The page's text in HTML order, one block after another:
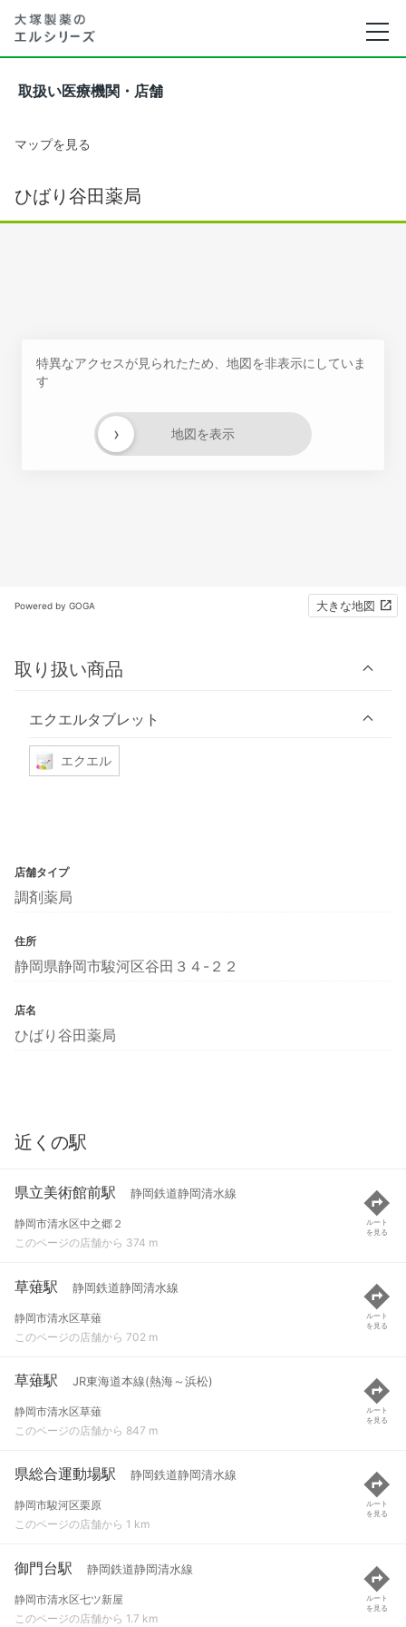
取扱い医療機関・店舗
マップを見る
ひばり谷田薬局
特異なアクセスが見られたため、地図を非表示にしていま
す
地図を表示
›
Powered by GOGA 大きな地図
取り扱い商品
エクエルタブレット
エクエル
店舗タイプ
調剤薬局
住所
静岡県静岡市駿河区谷田３４-２２
店名
ひばり谷田薬局
近くの駅
県立美術館前駅 静岡鉄道静岡清水線
静岡市清水区中之郷２
このページの店舗から 374 m
ルート
を見る
草薙駅 静岡鉄道静岡清水線
静岡市清水区草薙
このページの店舗から 702 m
ルート
を見る
草薙駅 JR東海道本線(熱海～浜松)
静岡市清水区草薙
このページの店舗から 847 m
ルート
を見る
県総合運動場駅 静岡鉄道静岡清水線
静岡市駿河区栗原
このページの店舗から 1 km
ルート
を見る
御門台駅 静岡鉄道静岡清水線
静岡市清水区七ツ新屋
このページの店舗から 1.7 km
ルート
を見る